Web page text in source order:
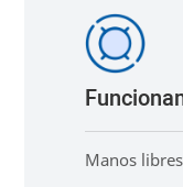
Manos